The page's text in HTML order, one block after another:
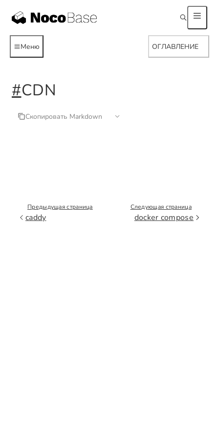
Меню ОГЛАВЛЕНИЕ
#CDN
Скопировать Markdown
Предыдущая страница
caddy
Следующая страница
docker compose